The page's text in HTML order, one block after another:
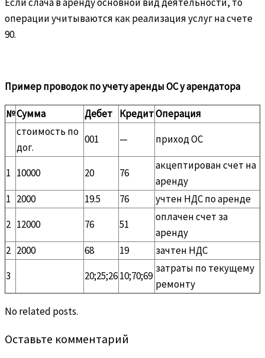
операции учитываются как реализация услуг на счете
90.
Пример проводок по учету аренды ОС у арендатора
№Сумма Дебет КредитОперация
стоимость по
дог.
001 — приход ОС
1 10000 20 76
акцептирован счет на
аренду
1 2000 19.5 76
учтен НДС по аренде
2 12000 76 51
оплачен счет за
аренду
2 2000 68 19
зачтен НДС
3
20;25;2610;70;69
затраты по текущему
ремонту
No related posts.
Оставьте комментарий